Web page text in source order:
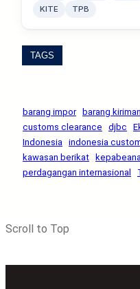
KITE
TPB
TAGS
barang impor barang kiriman
customs clearance
djbc
Indonesia indonesia
kawasan berikat
perdagangan internasional
Scroll to Top